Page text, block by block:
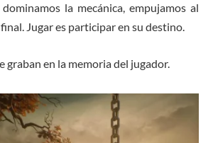
la mecánica, empujamos al
Jugar es participar en su destino.
graban en la memoria del jugador.